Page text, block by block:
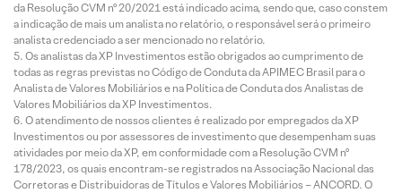
da Resolução CVM nº 20/2021 está indicado acima, sendo que, caso constem
a indicação de mais um analista no relatório, o responsável será o primeiro
analista credenciado a ser mencionado no relatório.
Os analistas da XP Investimentos estão obrigados ao cumprimento de
todas as regras previstas no Código de Conduta da APIMEC Brasil para o
Analista de Valores Mobiliários e na Política de Conduta dos Analistas de
Valores Mobiliários da XP Investimentos.
O atendimento de nossos clientes é realizado por empregados da XP
Investimentos ou por assessores de investimento que desempenham suas
atividades por meio da XP, em conformidade com a Resolução CVM nº
178/2023, os quais encontram-se registrados na Associação Nacional das
Corretoras e Distribuidoras de Títulos e Valores Mobiliários – ANCORD. O